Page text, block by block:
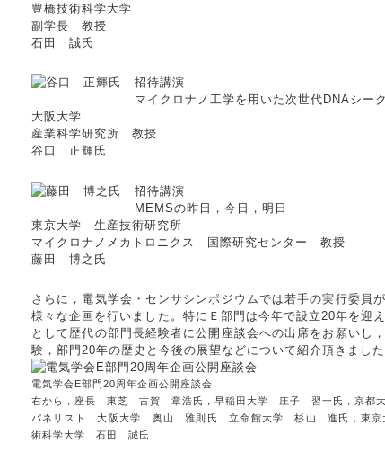
豊橋技術科学大学
副学長 教授
石田 誠氏
招待講演
マイクロナノ工学を用いた次世代DNAシー
大阪大学
産業科学研究所 教授
谷口 正輝氏
招待講演
MEMSの昨日，今日，明日
東京大学 生産技術研究所
マイクロナノメカトロニクス 国際研究センター 教授
藤田 博之氏
さらに，電気学会・センサシンポジウムでは若手の実行委員
様々な企画を行いました。特にＥ部門は今年で設立20年を迎
として歴代の部門長経験者に公開座談会への出席をお願いし
験，部門20年の歴史と今後の展望などについて紹介頂きました
電気学会E部門20周年企画公開座談会
右から，座長 東芝 古賀 章浩氏，早稲田大学 庄子 習一氏，京都
パネリスト 大阪大学 奥山 雅則氏，立命館大学 杉山 進氏，東
術科学大学 石田 誠氏